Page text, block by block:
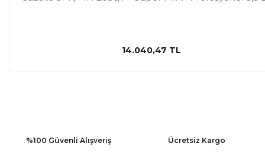
14.040,47 TL
%100 Güvenli Alışveriş Ücretsiz Kargo